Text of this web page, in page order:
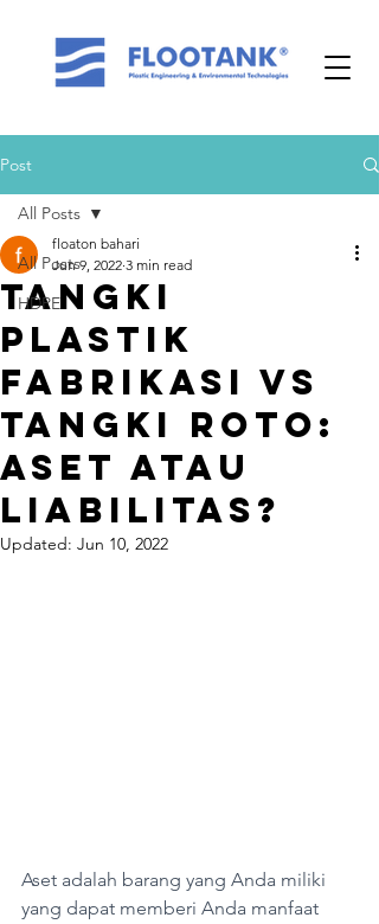
Post
All Posts
HDPE
All Posts
Tangki
Plastik
Fabrikasi vs
Tangki Roto:
Aset atau
Liabilitas?
floaton bahari
Jun 9, 2022 3 min read
Updated: Jun 10, 2022
Aset adalah barang yang Anda miliki
yang dapat memberi Anda manfaat